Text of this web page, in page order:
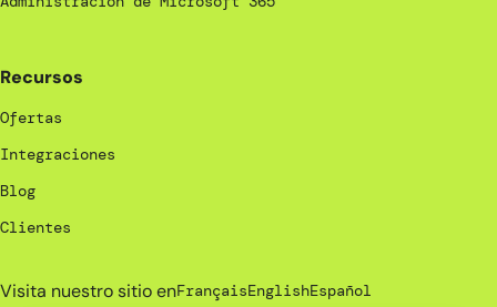
Recursos
Ofertas
Integraciones
Blog
Clientes
Visita nuestro sitio enFrançaisEnglishEspañol